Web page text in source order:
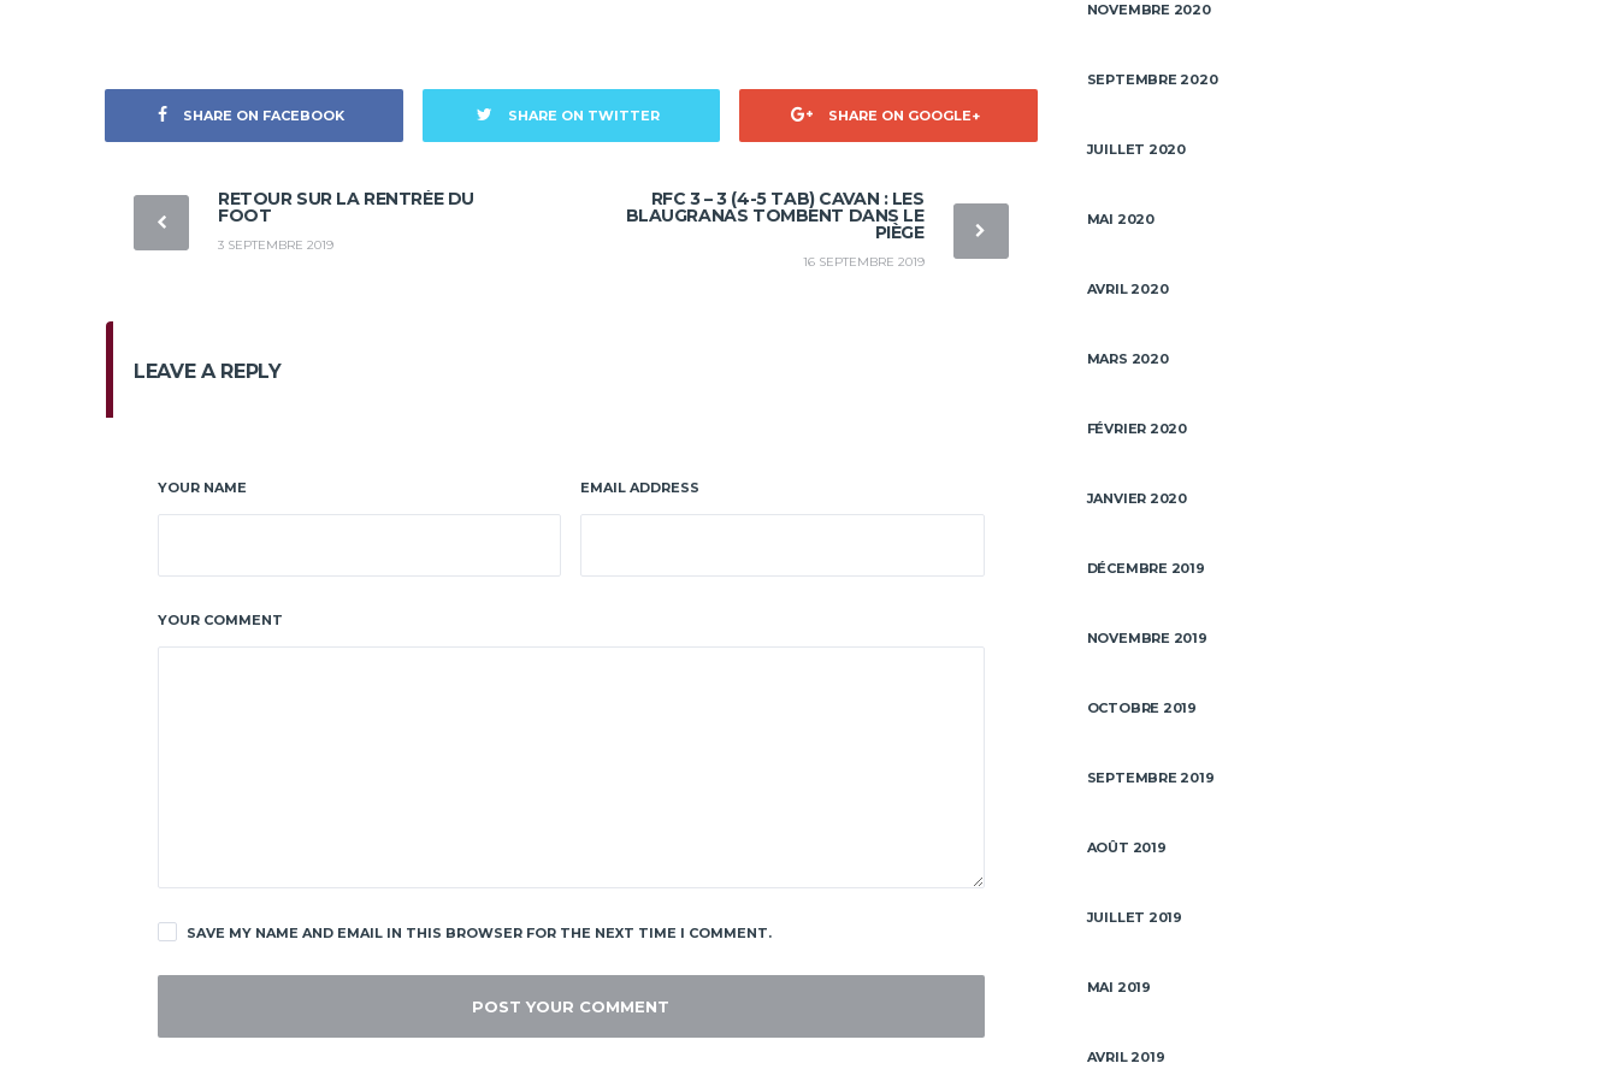
SHARE ON FACEBOOK SHARE ON TWITTER SHARE ON GOOGLE+
RETOUR SUR LA RENTRÉE DU
FOOT
3 SEPTEMBRE 2019
RFC 3 – 3 (4-5 TAB) CAVAN : LES
BLAUGRANAS TOMBENT DANS LE
PIÈGE
16 SEPTEMBRE 2019
LEAVE A REPLY
YOUR NAME EMAIL ADDRESS
YOUR COMMENT
SAVE MY NAME AND EMAIL IN THIS BROWSER FOR THE NEXT TIME I COMMENT.
NOVEMBRE 2020
SEPTEMBRE 2020
JUILLET 2020
MAI 2020
AVRIL 2020
MARS 2020
FÉVRIER 2020
JANVIER 2020
DÉCEMBRE 2019
NOVEMBRE 2019
OCTOBRE 2019
SEPTEMBRE 2019
AOÛT 2019
JUILLET 2019
MAI 2019
AVRIL 2019